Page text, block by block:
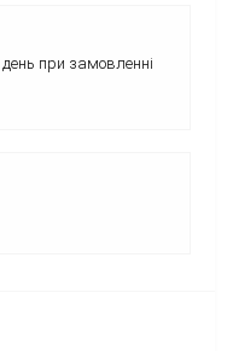
при замовленні